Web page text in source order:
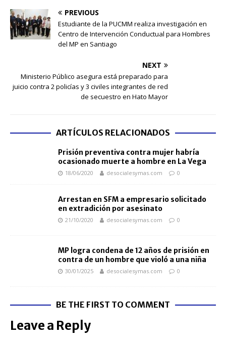
PREVIOUS
Estudiante de la PUCMM realiza investigación en
Centro de Intervención Conductual para Hombres
del MP en Santiago
NEXT
Ministerio Público asegura está preparado para
juicio contra 2 policías y 3 civiles integrantes de red
de secuestro en Hato Mayor
ARTÍCULOS RELACIONADOS
Prisión preventiva contra mujer habría
ocasionado muerte a hombre en La Vega
18/06/2020 desocialesymas.com 0
Arrestan en SFM a empresario solicitado
en extradición por asesinato
21/10/2020 desocialesymas.com 0
MP logra condena de 12 años de prisión en
contra de un hombre que violó a una niña
30/01/2025 desocialesymas.com 0
BE THE FIRST TO COMMENT
Leave a Reply